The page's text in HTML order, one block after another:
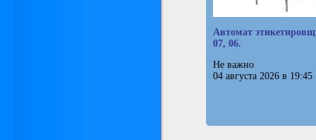
Автомат
07, 06.
Не важно
04 августа 2026 в 19:45